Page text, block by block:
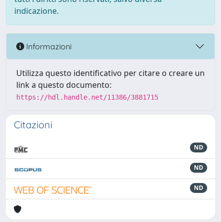
indicazione.
Informazioni
Utilizza questo identificativo per citare o creare un
link a questo documento:
https://hdl.handle.net/11386/3881715
Citazioni
ND
ND
ND